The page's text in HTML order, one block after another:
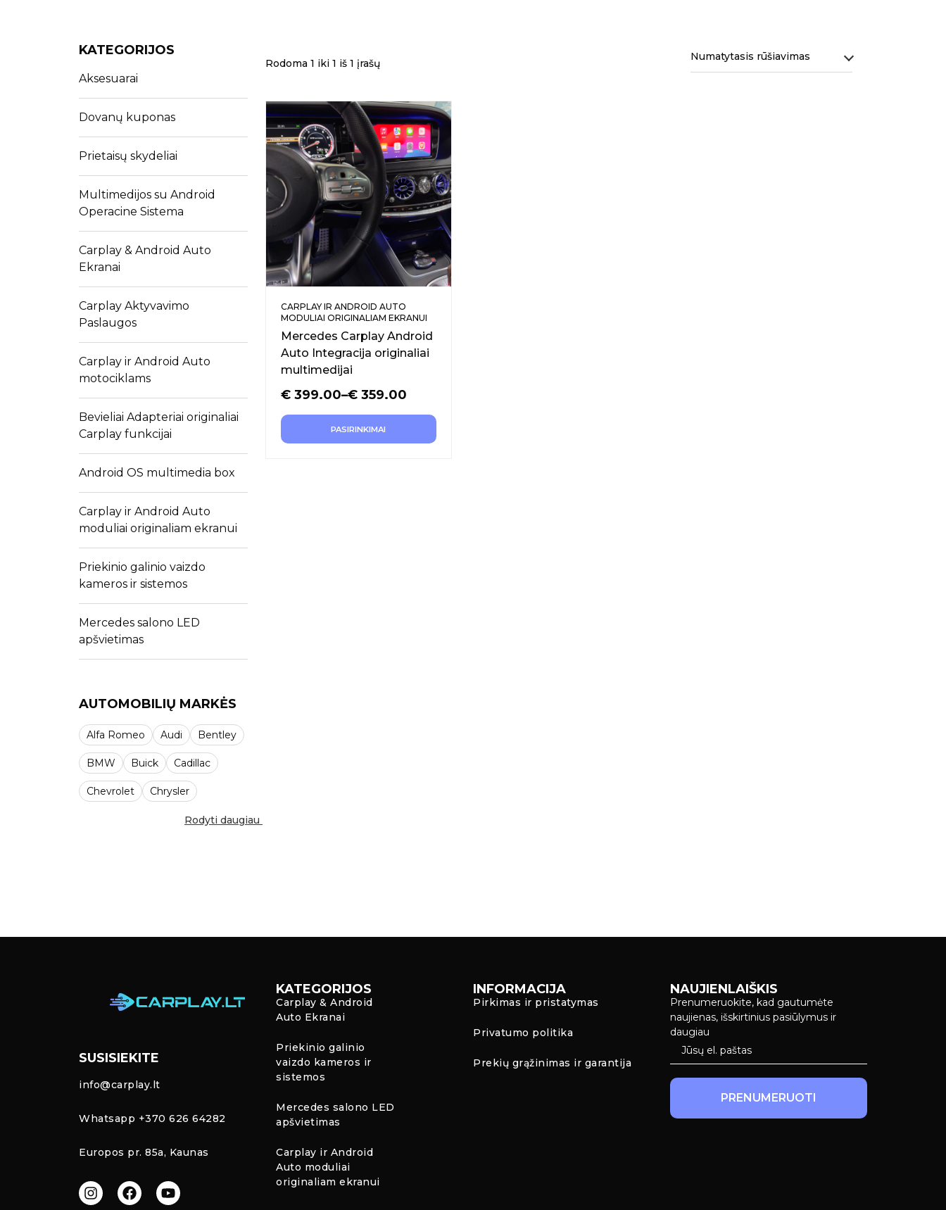
KATEGORIJOS
Aksesuarai
Dovanų kuponas
Prietaisų skydeliai
Multimedijos su Android
Operacine Sistema
Carplay & Android Auto
Ekranai
Carplay Aktyvavimo
Paslaugos
Carplay ir Android Auto
motociklams
Bevieliai Adapteriai originaliai
Carplay funkcijai
Android OS multimedia box
Carplay ir Android Auto
moduliai originaliam ekranui
Priekinio galinio vaizdo
kameros ir sistemos
Mercedes salono LED
apšvietimas
AUTOMOBILIŲ MARKĖS
Alfa Romeo Audi Bentley
BMW Buick Cadillac
Chevrolet Chrysler
Rodyti daugiau
Rodoma 1 iki 1 iš 1 įrašų
Numatytasis rūšiavimas
CARPLAY IR ANDROID AUTO
MODULIAI ORIGINALIAM EKRANUI
Mercedes Carplay Android
Auto Integracija originaliai
multimedijai
€ 359.00
–
€ 399.00
PASIRINKIMAI
SUSISIEKITE
info@carplay.lt
Whatsapp +370 626 64282
Europos pr. 85a, Kaunas
KATEGORIJOS
Carplay & Android
Auto Ekranai
Priekinio galinio
vaizdo kameros ir
sistemos
Mercedes salono LED
apšvietimas
Carplay ir Android
Auto moduliai
originaliam ekranui
INFORMACIJA
Pirkimas ir pristatymas
Privatumo politika
Prekių grąžinimas ir garantija
NAUJIENLAIŠKIS
Prenumeruokite, kad gautumėte
naujienas, išskirtinius pasiūlymus ir
daugiau
PRENUMERUOTI